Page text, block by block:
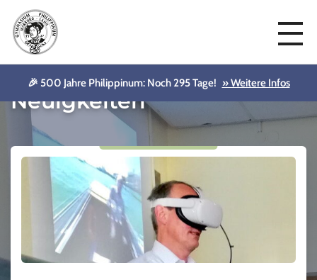
🎉 500 Jahre Philippinum: Noch 295 Tage! » Weitere Infos
Neuigkeiten